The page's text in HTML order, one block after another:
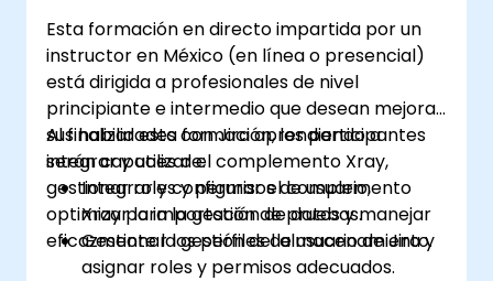
Esta formación en directo impartida por un
instructor en México (en línea o presencial)
está dirigida a profesionales de nivel
principiante e intermedio que desean mejorar
sus habilidades con Jira aprendiendo a
integrar y utilizar el complemento Xray,
gestionar roles y permisos de usuario,
optimizar la importación de datos y manejar
eficazmente la gestión del almacenamiento.
Al finalizar esta formación, los participantes
serán capaces de:
Integrar y configurar el complemento
Xray para la gestión de pruebas.
Gestionar los perfiles de usuario de Jira y
asignar roles y permisos adecuados.